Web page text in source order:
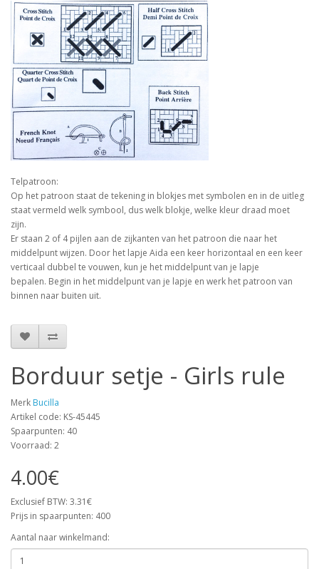
Telpatroon:
Op het patroon staat de tekening in blokjes met symbolen en in de uitleg
staat vermeld welk symbool, dus welk blokje, welke kleur draad moet
zijn.
Er staan 2 of 4 pijlen aan de zijkanten van het patroon die naar het
middelpunt wijzen. Door het lapje Aida een keer horizontaal en een keer
verticaal dubbel te vouwen, kun je het middelpunt van je lapje
bepalen. Begin in het middelpunt van je lapje en werk het patroon van
binnen naar buiten uit.
Borduur setje - Girls rule
Merk Bucilla
Artikel code: KS-45445
Spaarpunten: 40
Voorraad: 2
4.00€
Exclusief BTW: 3.31€
Prijs in spaarpunten: 400
Aantal naar winkelmand: